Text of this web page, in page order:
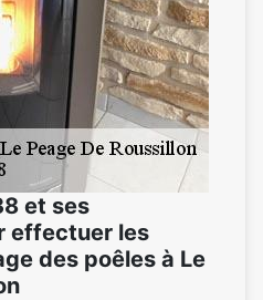
et ses
effectuer les
des poêles à Le